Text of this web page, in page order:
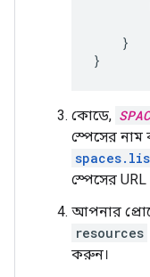
}
}
কোডে,
স্পেসের
স্পেসের
আপনার
resources
করুন।